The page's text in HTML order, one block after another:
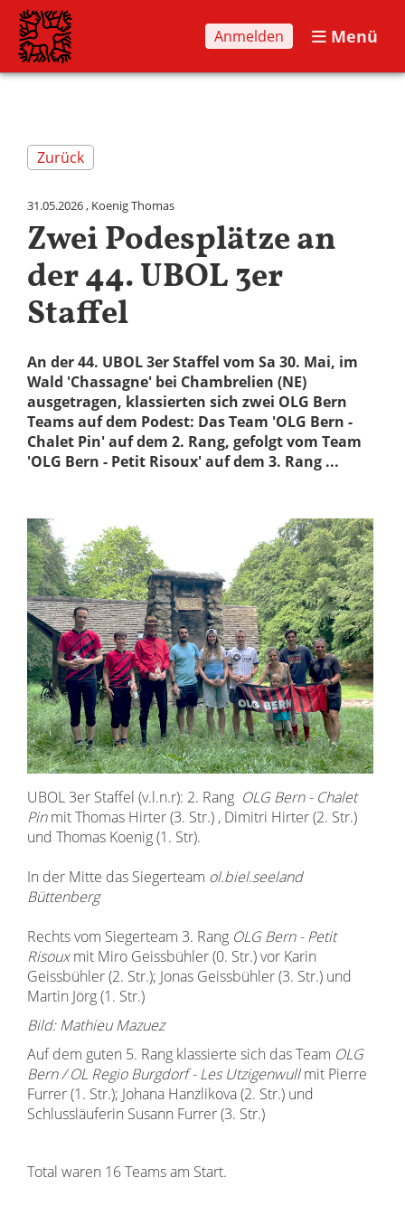
Anmelden Menü
Zurück
31.05.2026, Koenig Thomas
Zwei Podesplätze an
der 44. UBOL 3er
Staffel
An der 44. UBOL 3er Staffel vom Sa 30. Mai, im
Wald 'Chassagne' bei Chambrelien (NE)
ausgetragen, klassierten sich zwei OLG Bern
Teams auf dem Podest: Das Team 'OLG Bern -
Chalet Pin' auf dem 2. Rang, gefolgt vom Team
'OLG Bern - Petit Risoux' auf dem 3. Rang ...
UBOL 3er Staffel (v.l.n.r): 2. Rang OLG Bern - Chalet
Pinmit Thomas Hirter (3. Str.) , Dimitri Hirter (2. Str.)
und Thomas Koenig (1. Str).
In der Mitte das Siegerteam ol.biel.seeland
Büttenberg
Rechts vom Siegerteam 3. Rang OLG Bern - Petit
Risoux mit Miro Geissbühler (0. Str.) vor Karin
Geissbühler (2. Str.); Jonas Geissbühler (3. Str.) und
Martin Jörg (1. Str.)
Bild: Mathieu Mazuez
Auf dem guten 5. Rang klassierte sich das Team OLG
Bern / OL Regio Burgdorf - Les Utzigenwullmit Pierre
Furrer (1. Str.); Johana Hanzlikova (2. Str.) und
Schlussläuferin Susann Furrer (3. Str.)
Total waren 16 Teams am Start.